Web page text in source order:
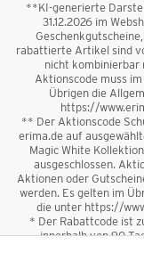
**KI-generierte
31.12.2026 im
rabattierte Artikel sind
nicht kombinierbar
Aktionscode muss
Übrigen die
https://
** Der Aktionscode
erima.de auf
Magic White
ausgeschlossen.
Aktionen oder
werden. Es gelten im
die unter https://
* Der Rabattcode ist
innerhalb von 90